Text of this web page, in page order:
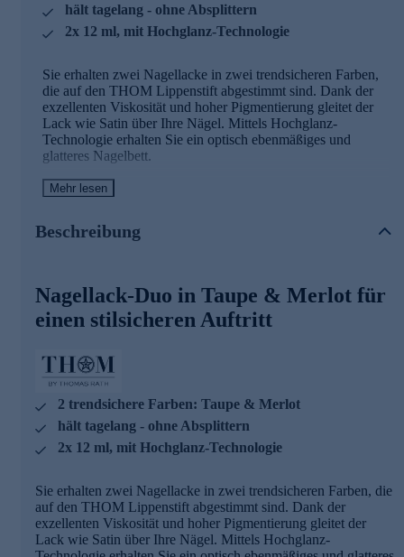
hält tagelang - ohne Absplittern
2x 12 ml, mit Hochglanz-Technologie
Sie erhalten zwei Nagellacke in zwei trendsicheren Farben,
die auf den THOM Lippenstift abgestimmt sind. Dank der
exzellenten Viskosität und hoher Pigmentierung gleitet der
Lack wie Satin über Ihre Nägel. Mittels Hochglanz-
Technologie erhalten Sie ein optisch ebenmäßiges und
glatteres Nagelbett.
Die Vorteile des Nagellack-Duos im Überblick
Der Nagellack in den Farben Taupe und Merlot hält
tagelang herausragend gut, ohne abzusplittern.
Druck automatisch aus und passt sich der individuellen
Nagelform an.
Resins – ein besonderer Mix aus widerstandsfähigen
Harzen/Resins sorgen für Haftung & Festigkeit,
Flexibilität & Elastizität, Glanz & glatte Oberfläche
sowie eine herausragende Konsistenz und einen
gleichmäßigen Farbauftrag
Mehr lesen
Beschreibung
Nagellack-Duo in Taupe & Merlot für
einen stilsicheren Auftritt
2 trendsichere Farben: Taupe & Merlot
hält tagelang - ohne Absplittern
2x 12 ml, mit Hochglanz-Technologie
Sie erhalten zwei Nagellacke in zwei trendsicheren Farben, die
auf den THOM Lippenstift abgestimmt sind. Dank der
exzellenten Viskosität und hoher Pigmentierung gleitet der
Lack wie Satin über Ihre Nägel. Mittels Hochglanz-